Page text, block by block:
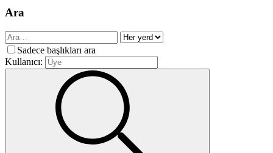
Ara
Sadece başlıkları ara
Kullanıcı: